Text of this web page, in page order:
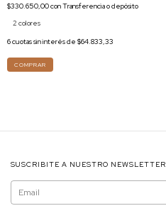
$330.650,00conTransferencia o depósito
2 colores
6cuotas sin interés de $64.833,33
COMPRAR
SUSCRIBITE A NUESTRO NEWSLETTER